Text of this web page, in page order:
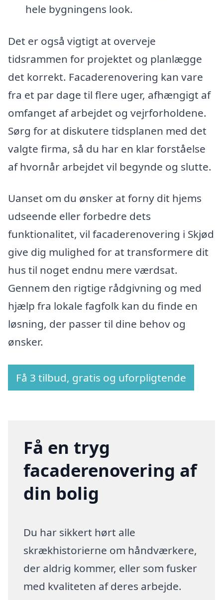
hele bygningens look.
Det er også vigtigt at overveje
tidsrammen for projektet og planlægge
det korrekt. Facaderenovering kan vare
fra et par dage til flere uger, afhængigt af
omfanget af arbejdet og vejrforholdene.
Sørg for at diskutere tidsplanen med det
valgte firma, så du har en klar forståelse
af hvornår arbejdet vil begynde og slutte.
Uanset om du ønsker at forny dit hjems
udseende eller forbedre dets
funktionalitet, vil facaderenovering i Skjød
give dig mulighed for at transformere dit
hus til noget endnu mere værdsat.
Gennem den rigtige rådgivning og med
hjælp fra lokale fagfolk kan du finde en
løsning, der passer til dine behov og
ønsker.
Få 3 tilbud, gratis og uforpligtende
Få en tryg
facaderenovering af
din bolig
Du har sikkert hørt alle
skrækhistorierne om håndværkere,
der aldrig kommer, eller som fusker
med kvaliteten af deres arbejde.